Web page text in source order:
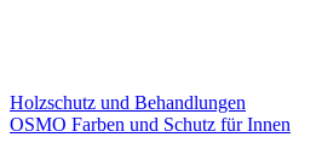
Holzschutz und Behandlungen
OSMO Farben und Schutz für Innen